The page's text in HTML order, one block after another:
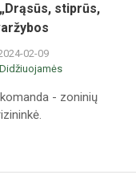
stiprūs,
02-09
Didžiuojamės
- zoninių